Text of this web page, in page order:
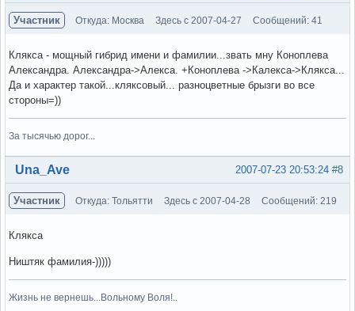
Участник Откуда: Москва Здесь с 2007-04-27 Сообщений: 41
Клякса - мощный гибрид имени и фамилии...звать мну Коноплева
Александра. Александра->Алекса. +Коноплева ->Калекса->Клякса...
Да и характер такой...кляксовый... разноцветные брызги во все
стороны=))
За тысячью дорог...
Вне форума #8
2007-07-23 20:53:24
Una_Ave
Участник Откуда: Тольятти Здесь с 2007-04-28 Сообщений: 219
Клякса
Ништяк фамилия-)))))
Жизнь не вернешь...Вольному Воля!..